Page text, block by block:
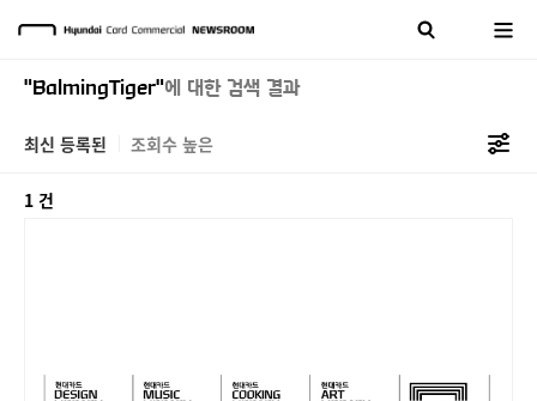
"BalmingTiger"에 대한 검색 결과
최신 등록된 조회수 높은
1 건